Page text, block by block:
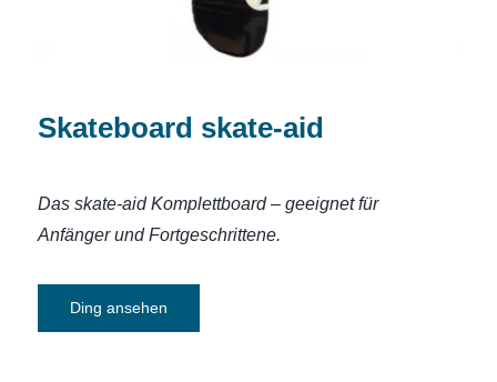
Skateboard skate-aid
Das skate-aid Komplettboard – geeignet für
Anfänger und Fortgeschrittene.
Ding ansehen